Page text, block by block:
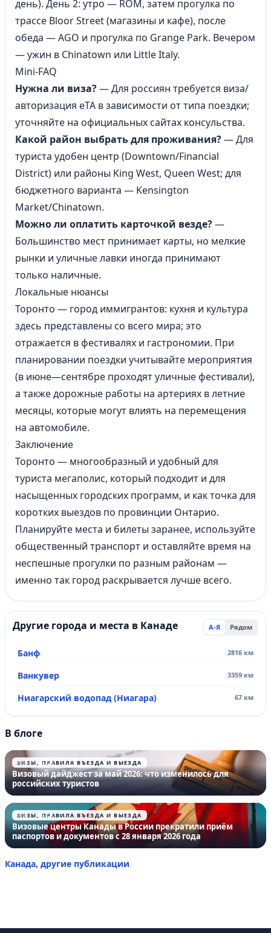
день). День 2: утро — ROM, затем прогулка по
трассе Bloor Street (магазины и кафе), после
обеда — AGO и прогулка по Grange Park. Вечером
— ужин в Chinatown или Little Italy.
Mini-FAQ
Нужна ли виза?— Для россиян требуется виза/
авторизация eTA в зависимости от типа поездки;
уточняйте на официальных сайтах консульства.
Какой район выбрать для проживания?— Для
туриста удобен центр (Downtown/Financial
District) или районы King West, Queen West; для
бюджетного варианта — Kensington
Market/Chinatown.
Можно ли оплатить карточкой везде?—
Большинство мест принимает карты, но мелкие
рынки и уличные лавки иногда принимают
только наличные.
Локальные нюансы
Торонто — город иммигрантов: кухня и культура
здесь представлены со всего мира; это
отражается в фестивалях и гастрономии. При
планировании поездки учитывайте мероприятия
(в июне—сентябре проходят уличные фестивали),
а также дорожные работы на артериях в летние
месяцы, которые могут влиять на перемещения
на автомобиле.
Заключение
Торонто — многообразный и удобный для
туриста мегаполис, который подходит и для
насыщенных городских программ, и как точка для
коротких выездов по провинции Онтарио.
Планируйте места и билеты заранее, используйте
общественный транспорт и оставляйте время на
неспешные прогулки по разным районам —
именно так город раскрывается лучше всего.
Другие города и места в Канаде А-Я Рядом
Банф 2816 км
Ванкувер 3359 км
Ниагарский водопад (Ниагара) 67 км
В блоге
ВИЗЫ, ПРАВИЛА ВЪЕЗДА И ВЫЕЗДА
26.05.2026
Визовый дайджест за май 2026: что изменилось для
российских туристов
ВИЗЫ, ПРАВИЛА ВЪЕЗДА И ВЫЕЗДА
30.01.2026
Визовые центры Канады в России прекратили приём
паспортов и документов с 28 января 2026 года
Канада, другие публикации